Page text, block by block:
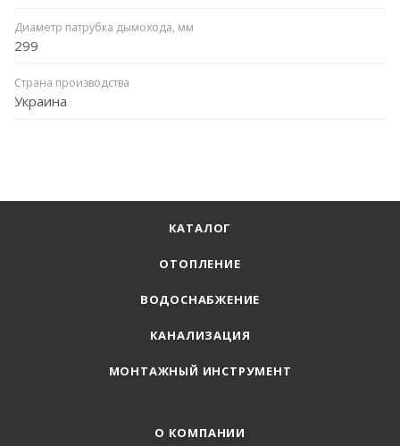
Диаметр патрубка дымохода, мм
299
Страна производства
Украина
КАТАЛОГ
ОТОПЛЕНИЕ
ВОДОСНАБЖЕНИЕ
КАНАЛИЗАЦИЯ
МОНТАЖНЫЙ ИНСТРУМЕНТ
О КОМПАНИИ